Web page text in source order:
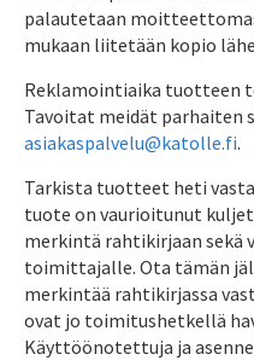
palautetaan
mukaan liitetään kopio
Reklamointiaika tuotteen
Tavoitat meidät parhaiten
asiakaspalvelu@katolle.fi.
Tarkista tuotteet heti
tuote on vaurioitunut
merkintä rahtikirjaan sekä
toimittajalle. Ota tämän
merkintää rahtikirjassa
ovat jo toimitushetkellä
Käyttöönotettuja ja